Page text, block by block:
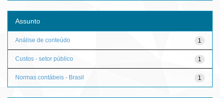
Assunto
1
Análise de conteúdo
1
Custos - setor público
1
Normas contábeis - Brasil